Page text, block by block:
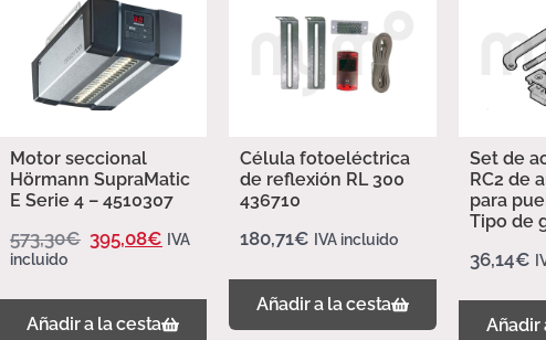
Motor seccional
Hörmann SupraMatic
E Serie 4 – 4510307
573,30€ 395,08€ IVA
incluido
Añadir a la cesta
Célula fotoeléctrica
de reflexión RL 300
436710
180,71€ IVA incluido
Añadir a la cesta
Set de
RC2 de
para
Tipo de
36,14€
Añadir